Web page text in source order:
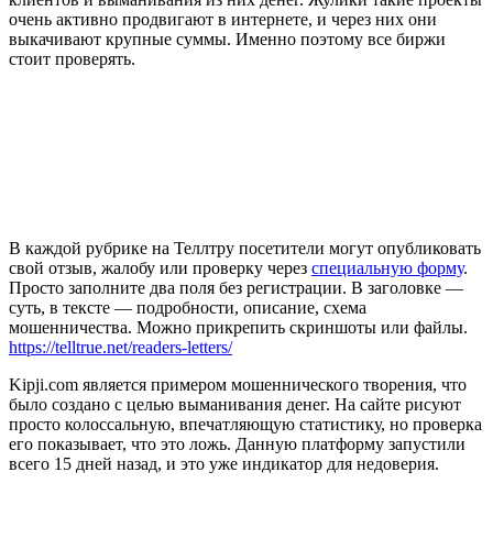
очень активно продвигают в интернете, и через них они
выкачивают крупные суммы. Именно поэтому все биржи
стоит проверять.
В каждой рубрике на Теллтру посетители могут опубликовать
свой отзыв, жалобу или проверку через специальную форму.
Просто заполните два поля без регистрации. В заголовке —
суть, в тексте — подробности, описание, схема
мошенничества. Можно прикрепить скриншоты или файлы.
https://telltrue.net/readers-letters/
Kipji.com является примером мошеннического творения, что
было создано с целью выманивания денег. На сайте рисуют
просто колоссальную, впечатляющую статистику, но проверка
его показывает, что это ложь. Данную платформу запустили
всего 15 дней назад, и это уже индикатор для недоверия.